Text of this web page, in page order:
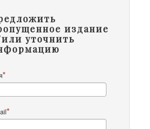
издание
уточнить